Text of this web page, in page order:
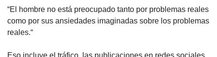
“El hombre no está preocupado tanto por problemas reales
como por sus ansiedades imaginadas sobre los problemas
reales.“